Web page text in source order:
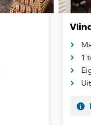
1